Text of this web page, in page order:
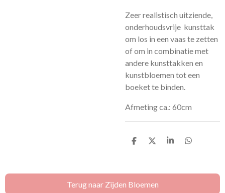
Zeer realistisch uitziende,
onderhoudsvrije kunsttak
om los in een vaas te zetten
of om in combinatie met
andere kunsttakken en
kunstbloemen tot een
boeket te binden.
Afmeting ca.: 60cm
D
n
D
S
e
D
n
Terug naar Zijden Bloemen